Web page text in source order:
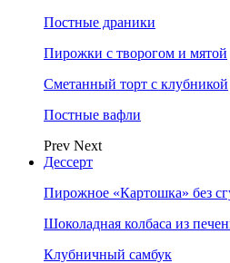
Постные драники
Пирожки с творогом и мятой
Сметанный торт с клубникой
Постные вафли
Prev Next
Дессерт
Пирожное «Картошка» без
Шоколадная колбаса из
Клубничный самбук